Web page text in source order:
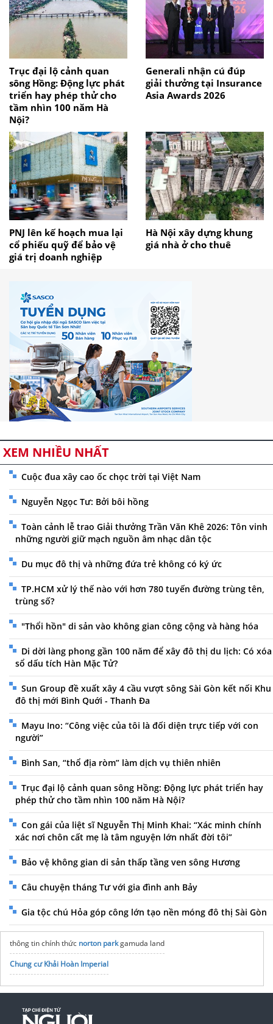
Trục đại lộ cảnh quan
sông Hồng: Động lực phát
triển hay phép thử cho
tầm nhìn 100 năm Hà
Nội?
Generali nhận cú đúp
giải thưởng tại Insurance
Asia Awards 2026
PNJ lên kế hoạch mua lại
cổ phiếu quỹ để bảo vệ
giá trị doanh nghiệp
Hà Nội xây dựng khung
giá nhà ở cho thuê
XEM NHIỀU NHẤT
Cuộc đua xây cao ốc chọc trời tại Việt Nam
Nguyễn Ngọc Tư: Bởi bôi hồng
Toàn cảnh lễ trao Giải thưởng Trần Văn Khê 2026: Tôn vinh
những người giữ mạch nguồn âm nhạc dân tộc
Du mục đô thị và những đứa trẻ không có ký ức
TP.HCM xử lý thế nào với hơn 780 tuyến đường trùng tên,
trùng số?
"Thổi hồn" di sản vào không gian công cộng và hàng hóa
Di dời làng phong gần 100 năm để xây đô thị du lịch: Có xóa
sổ dấu tích Hàn Mặc Tử?
Sun Group đề xuất xây 4 cầu vượt sông Sài Gòn kết nối Khu
đô thị mới Bình Quới - Thanh Đa
Mayu Ino: “Công việc của tôi là đối diện trực tiếp với con
người”
Bình San, “thổ địa ròm” làm dịch vụ thiên nhiên
Trục đại lộ cảnh quan sông Hồng: Động lực phát triển hay
phép thử cho tầm nhìn 100 năm Hà Nội?
Con gái của liệt sĩ Nguyễn Thị Minh Khai: “Xác minh chính
xác nơi chôn cất mẹ là tâm nguyện lớn nhất đời tôi”
Bảo vệ không gian di sản thấp tầng ven sông Hương
Câu chuyện tháng Tư với gia đình anh Bảy
Gia tộc chú Hỏa góp công lớn tạo nền móng đô thị Sài Gòn
thông tin chính thức norton parkgamuda land
Chung cư Khải Hoàn Imperial